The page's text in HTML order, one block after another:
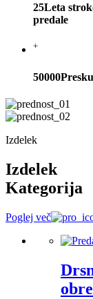
25Leta
predale
+
50000
Izdelek
Izdelek
Kategorija
Poglej več